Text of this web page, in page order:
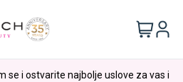
se i ostvarite najbolje uslove za vas i